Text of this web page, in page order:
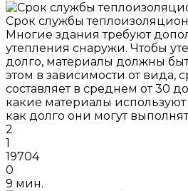
Срок службы
Многие здания требуют
утепления снаружи. Чтобы
долго, материалы должны
этом в зависимости от вида,
составляет в среднем от 30
какие материалы
как долго они могут
2
1
19704
0
9 мин.